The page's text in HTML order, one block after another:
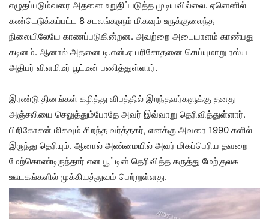
எழுதப்படும்வரை அதனை உறுதிப்படுத்த முடியவில்லை. ஏனெனில்
கண்டெடுக்கப்பட்ட 8 சடலங்களும் மிகவும் உருக்குலைந்த
நிலையிலேயே காணப்படுகின்றன. அவற்றை அடையாளம் காண்பது
கடினம். ஆனால் அதனை டி.என்.ஏ பரிசோதனை செய்யுமாறு ரஸ்ய
அதிபர் விளமிடீர் பூட்டீன் பணித்துள்ளார்.
இரண்டு தினங்கள் கழித்து விபத்தில் இறந்தவர்களுக்கு தனது
அஞ்சலியை செலுத்தும்போதே அவர் இவ்வாறு தெரிவித்துள்ளார்.
பிறிகோசன் மிகவும் சிறந்த வர்த்தகர், எனக்கு அவரை 1990 களில்
இருந்து தெரியும். ஆனால் அண்மையில் அவர் மிகப்பெரிய தவறை
மேற்கொண்டிருந்தார் என பூட்டின் தெரிவித்த கருத்து மேற்குலக
ஊடகங்களில் முக்கியத்துவம் பெற்றுள்ளது.